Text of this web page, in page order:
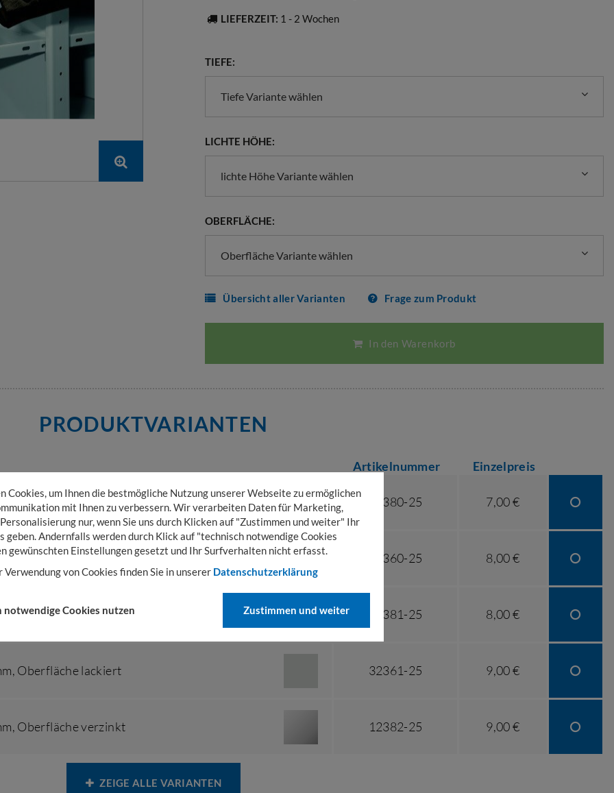
LIEFERZEIT: 1 - 2 Wochen
TIEFE:
Tiefe Variante wählen
LICHTE HÖHE:
lichte Höhe Variante wählen
OBERFLÄCHE:
Oberfläche Variante wählen
Übersicht aller Varianten Frage zum Produkt
In den Warenkorb
PRODUKTVARIANTEN
Artikelnummer Einzelpreis
,Oberfläche verzinkt 12380-25 7,00 €
,Oberfläche lackiert 32360-25 8,00 €
,Oberfläche verzinkt 12381-25 8,00 €
, Oberfläche lackiert 32361-25 9,00 €
, Oberfläche verzinkt 12382-25 9,00 €
ZEIGE ALLE VARIANTEN
Cookies, um Ihnen die bestmögliche Nutzung unserer Webseite zu ermöglichen
mit Ihnen zu verbessern. Wir verarbeiten Daten für Marketing,
nur, wenn Sie uns durch Klicken auf "Zustimmen und weiter" Ihr
geben. Andernfalls werden durch Klick auf "technisch notwendige Cookies
gewünschten Einstellungen gesetzt und Ihr Surfverhalten nicht erfasst.
Verwendung von Cookies finden Sie in unserer Datenschutzerklärung
notwendige Cookies nutzen Zustimmen und weiter